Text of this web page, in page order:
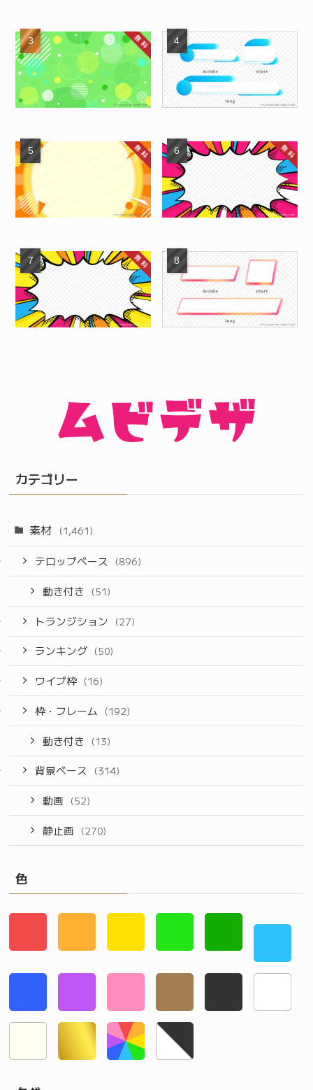
カテゴリー
素材 (1,461)
テロップベース (896)
動き付き (51)
トランジション (27)
ランキング (50)
ワイプ枠 (16)
枠・フレーム (192)
動き付き (13)
背景ベース (314)
動画 (52)
静止画 (270)
色